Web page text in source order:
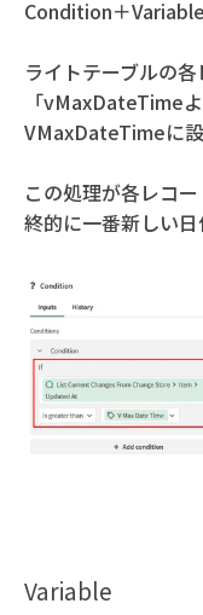
Condition＋Variable
ライトテーブルの各
「vMaxDateTime
VMaxDateTimeに設
この処理が各レコ
終的に一番新しい日
Variable